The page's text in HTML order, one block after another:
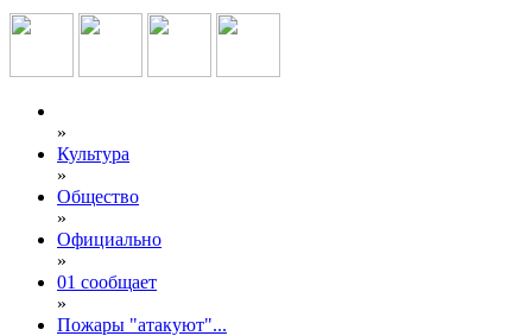
»
Культура
»
Общество
»
Официально
»
01 сообщает
»
Пожары "атакуют"...